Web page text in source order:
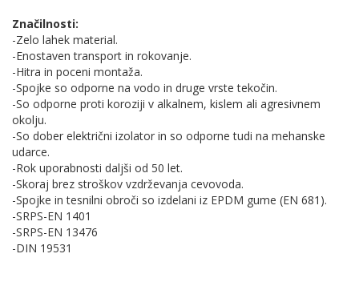
Značilnosti:
-Zelo lahek material.
-Enostaven transport in rokovanje.
-Hitra in poceni montaža.
-Spojke so odporne na vodo in druge vrste tekočin.
-So odporne proti koroziji v alkalnem, kislem ali agresivnem
okolju.
-So dober električni izolator in so odporne tudi na mehanske
udarce.
-Rok uporabnosti daljši od 50 let.
-Skoraj brez stroškov vzdrževanja cevovoda.
-Spojke in tesnilni obroči so izdelani iz EPDM gume (EN 681).
-SRPS-EN 1401
-SRPS-EN 13476
-DIN 19531